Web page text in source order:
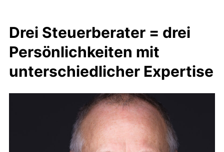
Drei Steuerberater = drei
Persönlichkeiten mit
unterschiedlicher Expertise